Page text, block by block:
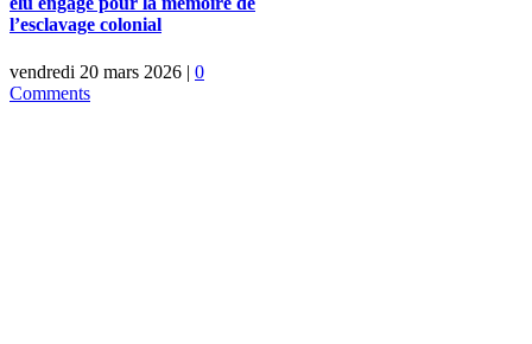
l’esclavage colonial
vendredi 20 mars 2026 | 0
Comments